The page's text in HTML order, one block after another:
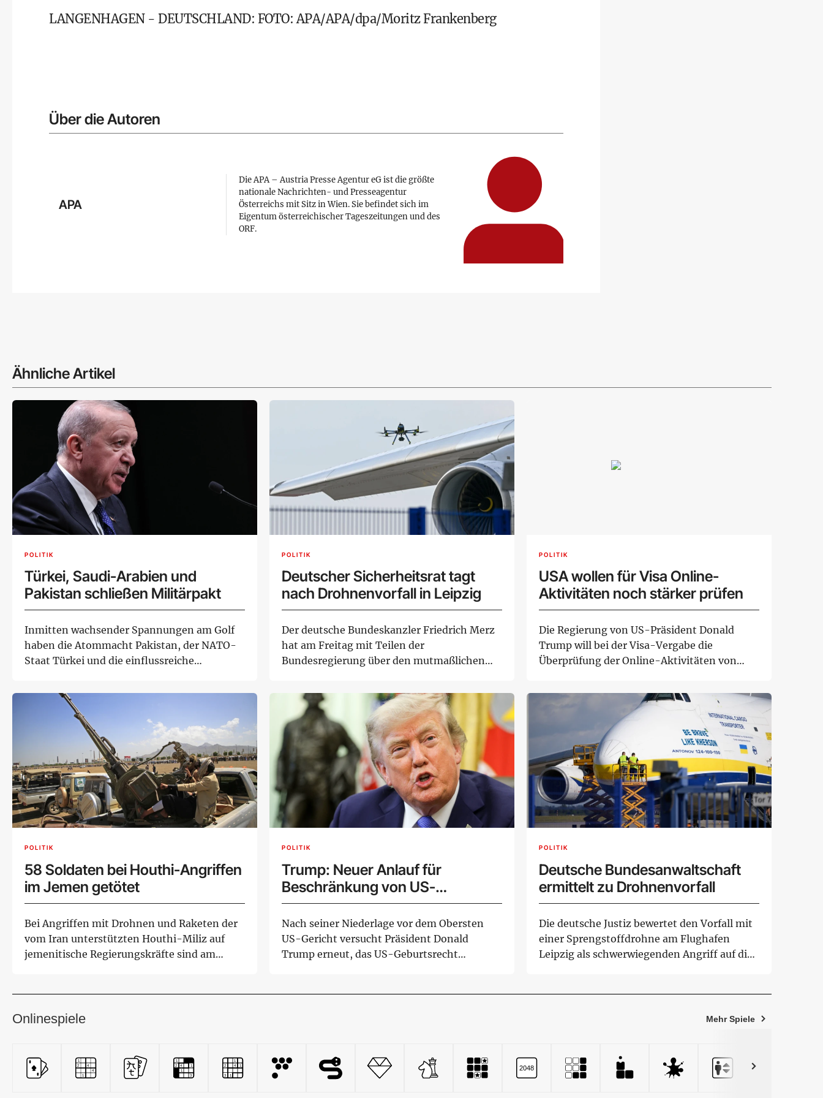
LANGENHAGEN - DEUTSCHLAND: FOTO: APA/APA/dpa/Moritz Frankenberg
Über die Autoren
APA
Die APA – Austria Presse Agentur eG ist die größte
nationale Nachrichten- und Presseagentur
Österreichs mit Sitz in Wien. Sie befindet sich im
Eigentum österreichischer Tageszeitungen und des
ORF.
Ähnliche Artikel
POLITIK
Türkei, Saudi-Arabien und
Pakistan schließen Militärpakt
Inmitten wachsender Spannungen am Golf
haben die Atommacht Pakistan, der NATO-
Staat Türkei und die einflussreiche
POLITIK
Deutscher Sicherheitsrat tagt
nach Drohnenvorfall in Leipzig
Der deutsche Bundeskanzler Friedrich Merz
hat am Freitag mit Teilen der
Bundesregierung über den mutmaßlichen
POLITIK
USA wollen für Visa Online-
Aktivitäten noch stärker prüfen
Die Regierung von US-Präsident Donald
Trump will bei der Visa-Vergabe die
Überprüfung der Online-Aktivitäten von
POLITIK
58 Soldaten bei Houthi-Angriffen
im Jemen getötet
Bei Angriffen mit Drohnen und Raketen der
vom Iran unterstützten Houthi-Miliz auf
jemenitische Regierungskräfte sind am
POLITIK
Trump: Neuer Anlauf für
Beschränkung von US-
Geburtsrecht
Nach seiner Niederlage vor dem Obersten
US-Gericht versucht Präsident Donald
Trump erneut, das US-Geburtsrecht
POLITIK
Deutsche Bundesanwaltschaft
ermittelt zu Drohnenvorfall
Die deutsche Justiz bewertet den Vorfall mit
einer Sprengstoffdrohne am Flughafen
Leipzig als schwerwiegenden Angriff auf die
Onlinespiele Mehr Spiele